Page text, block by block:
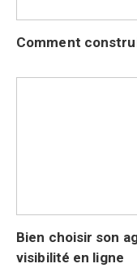
Comment
Bien choisir son
visibilité en ligne